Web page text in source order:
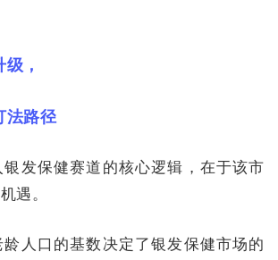
，
法路径
银发保健赛道的核心逻辑，在于该市
遇。
人口的基数决定了银发保健市场的